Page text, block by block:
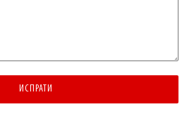
ИСПРАТИ